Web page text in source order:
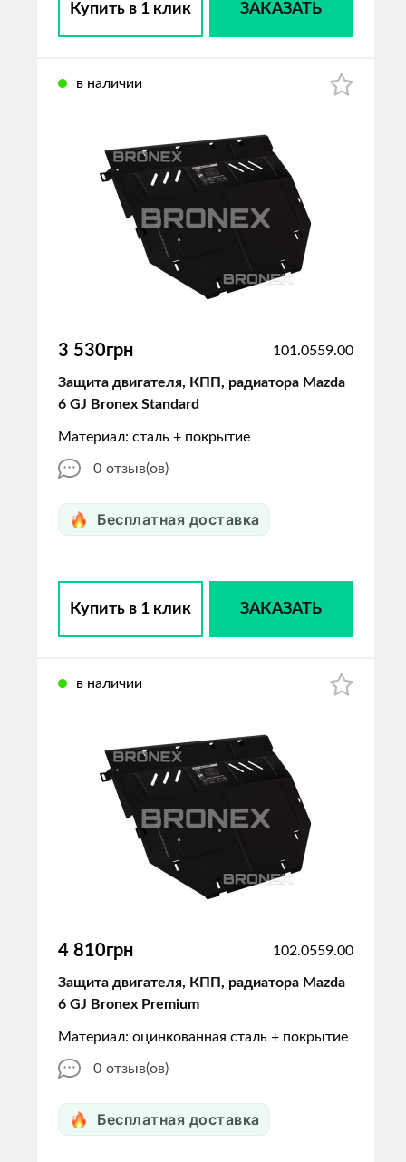
Купить в 1 клик ЗАКАЗАТЬ
в наличии
3 530грн 101.0559.00
Защита двигателя, КПП, радиатора Mazda
6 GJ Bronex Standard
Материал: сталь + покрытие
0 отзыв(ов)
Бесплатная доставка
Купить в 1 клик ЗАКАЗАТЬ
в наличии
4 810грн 102.0559.00
Защита двигателя, КПП, радиатора Mazda
6 GJ Bronex Premium
Материал: оцинкованная сталь + покрытие
0 отзыв(ов)
Бесплатная доставка